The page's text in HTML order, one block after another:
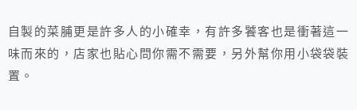
自製的菜脯更是許多人的小確幸，有許多饕客也是衝著這一
味而來的，店家也貼心問你需不需要，另外幫你用小袋袋裝
置。